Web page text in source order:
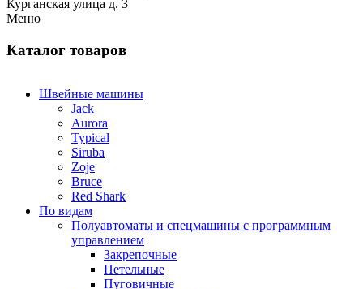
Курганская улица д. 3
Меню
Каталог товаров
Швейные машины
Jack
Aurora
Typical
Siruba
Zoje
Bruce
Red Shark
По видам
Полуавтоматы и спецмашины с программным
управлением
Закрепочные
Петельные
Пуговичные